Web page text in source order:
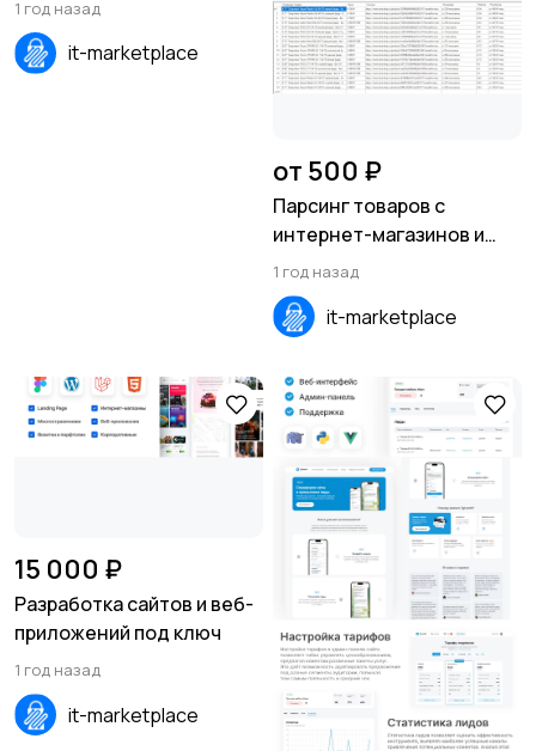
1 год назад
it-marketplace
от 500 ₽
Парсинг товаров с
интернет-магазинов и
сайтов в EXEL, XML, CSV,
SQL
1 год назад
it-marketplace
15 000 ₽
Разработка сайтов и веб-
приложений под ключ
1 год назад
it-marketplace